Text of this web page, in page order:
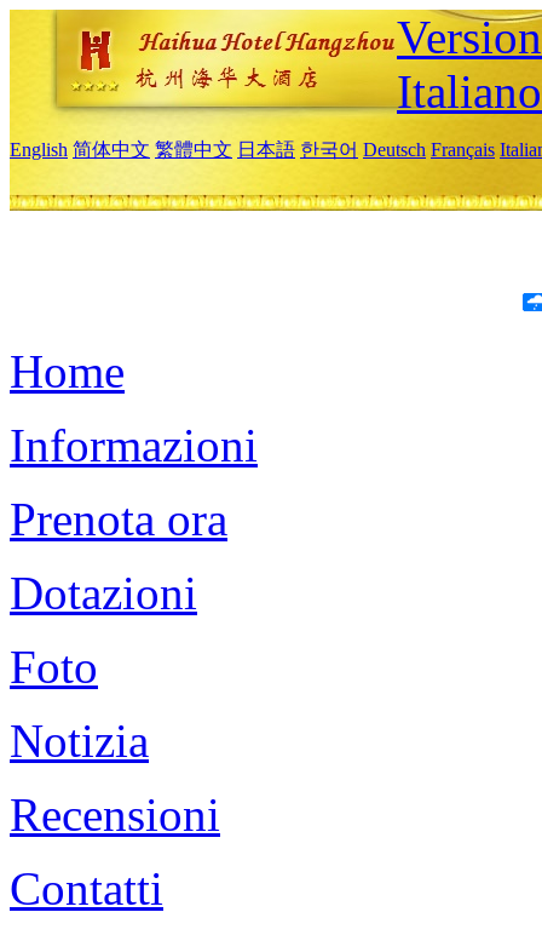
Italiano
English 简体中文 繁體中文 日本語 한국어 Deutsch Français
Home
Informazioni
Prenota ora
Dotazioni
Foto
Notizia
Recensioni
Contatti